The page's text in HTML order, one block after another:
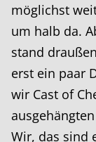
möglichst
um halb da.
stand
erst ein paar
wir Cast of
Wir, das sind